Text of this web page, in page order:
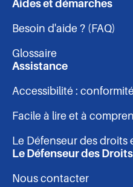
Navigation
-
pied
de
page
Aides et démarches
Besoin d'aide ? (FAQ)
Glossaire
Assistance
Accessibilité :
Facile à lire et à
Le Défenseur des droits
Le Défenseur des Droits
Nous contacter